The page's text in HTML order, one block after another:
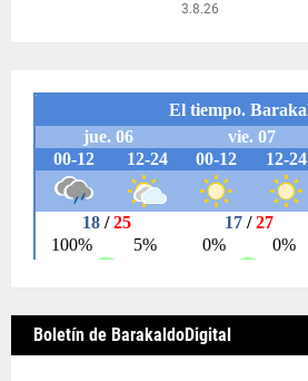
3.8.26
Boletín de BarakaldoDigital